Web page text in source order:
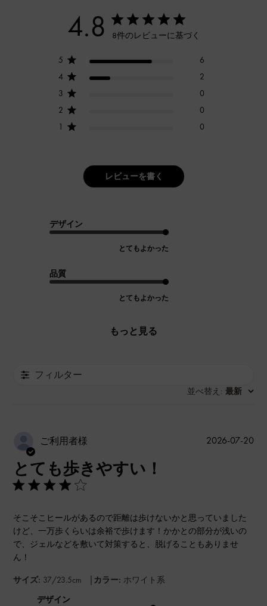
4.8 8件のレビューに基づく
5
6
4
2
3
0
2
0
1
0
レビューを書く
デザイン
とてもよかった
品質
とてもよかった
もっと見る
フィルター
並べ替え : 最新
ご利用者様
とても歩きやすい！
そこそこヒールがあるので距離は歩けないかと思っていました
けど、一万歩くらいは余裕で歩けます！かかとの部分が浅いの
で、ジェルなどを敷いて対策すると、脱げることもありませ
ん！
サイズ: 37/23.5cm | カラー: ホワイト系
デザイン
公
2026-07-20